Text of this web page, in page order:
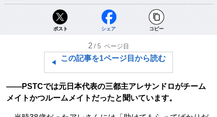
ポスト シェア コピー
2 /5 ページ目
この記事を1ページ目から読む
――PSTCでは元日本代表の三都主アレサンドロがチーム
メイトかつルームメイトだったと聞いています。